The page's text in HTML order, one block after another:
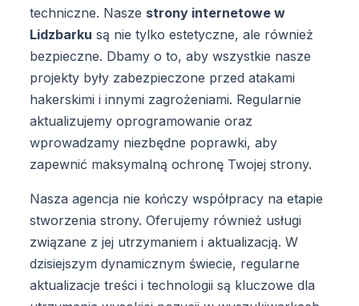
techniczne. Nasze strony internetowe w
Lidzbarku są nie tylko estetyczne, ale również
bezpieczne. Dbamy o to, aby wszystkie nasze
projekty były zabezpieczone przed atakami
hakerskimi i innymi zagrożeniami. Regularnie
aktualizujemy oprogramowanie oraz
wprowadzamy niezbędne poprawki, aby
zapewnić maksymalną ochronę Twojej strony.
Nasza agencja nie kończy współpracy na etapie
stworzenia strony. Oferujemy również usługi
związane z jej utrzymaniem i aktualizacją. W
dzisiejszym dynamicznym świecie, regularne
aktualizacje treści i technologii są kluczowe dla